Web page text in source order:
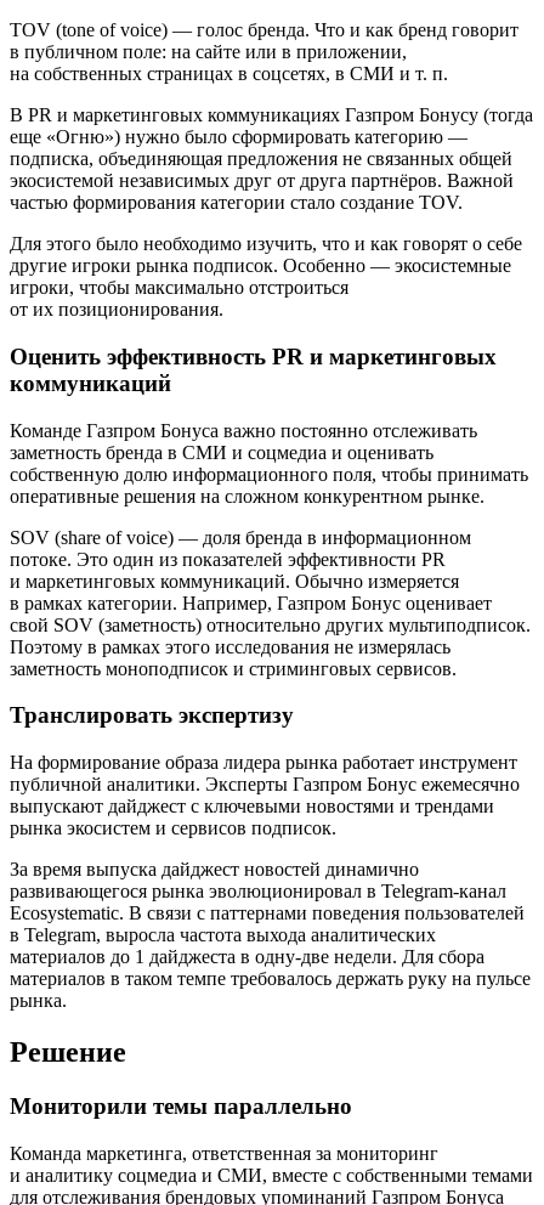
TOV (tone of voice) — голос бренда. Что и как бренд говорит
в публичном поле: на сайте или в приложении,
на собственных страницах в соцсетях, в СМИ и т. п.
В PR и маркетинговых коммуникациях Газпром Бонусу (тогда
еще «Огню») нужно было сформировать категорию —
подписка, объединяющая предложения не связанных общей
экосистемой независимых друг от друга партнёров. Важной
частью формирования категории стало создание TOV.
Для этого было необходимо изучить, что и как говорят о себе
другие игроки рынка подписок. Особенно — экосистемные
игроки, чтобы максимально отстроиться
от их позиционирования.
Оценить эффективность PR и маркетинговых
коммуникаций
Команде Газпром Бонуса важно постоянно отслеживать
заметность бренда в СМИ и соцмедиа и оценивать
собственную долю информационного поля, чтобы принимать
оперативные решения на сложном конкурентном рынке.
SOV (share of voice) — доля бренда в информационном
потоке. Это один из показателей эффективности PR
и маркетинговых коммуникаций. Обычно измеряется
в рамках категории. Например, Газпром Бонус оценивает
свой SOV (заметность) относительно других мультиподписок.
Поэтому в рамках этого исследования не измерялась
заметность моноподписок и стриминговых сервисов.
Транслировать экспертизу
На формирование образа лидера рынка работает инструмент
публичной аналитики. Эксперты Газпром Бонус ежемесячно
выпускают дайджест с ключевыми новостями и трендами
рынка экосистем и сервисов подписок.
За время выпуска дайджест новостей динамично
развивающегося рынка эволюционировал в Telegram-канал
Ecosystematic. В связи с паттернами поведения пользователей
в Telegram, выросла частота выхода аналитических
материалов до 1 дайджеста в одну-две недели. Для сбора
материалов в таком темпе требовалось держать руку на пульсе
рынка.
Решение
Мониторили темы параллельно
Команда маркетинга, ответственная за мониторинг
и аналитику соцмедиа и СМИ, вместе с собственными темами
для отслеживания брендовых упоминаний Газпром Бонуса